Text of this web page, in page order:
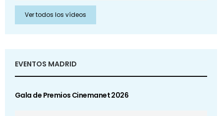
Ver todos los vídeos
EVENTOS MADRID
Gala de Premios Cinemanet 2026